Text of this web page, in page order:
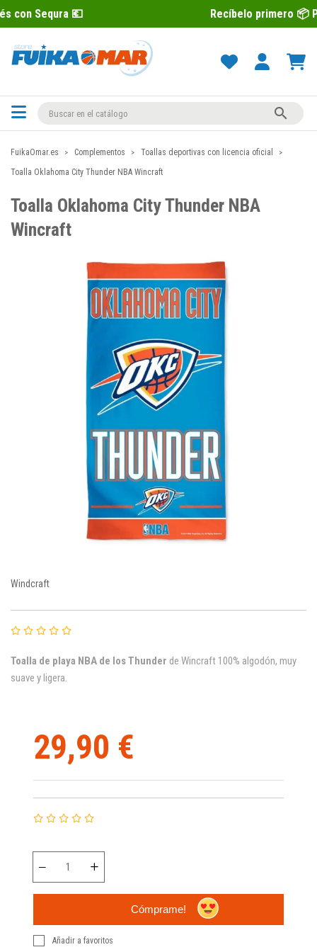
💶 Recíbelo primero 📦 Paga

FuikaOmar.es Complementos
Toallas deportivas con licencia oficial
Toalla Oklahoma City Thunder NBA Wincraft
Toalla Oklahoma City Thunder NBA
Wincraft
Windcraft
Toalla de playa NBA de los Thunder de Wincraft 100% algodón, muy
suave y ligera.
29,90 €
Cómprame!
Añadir a favoritos